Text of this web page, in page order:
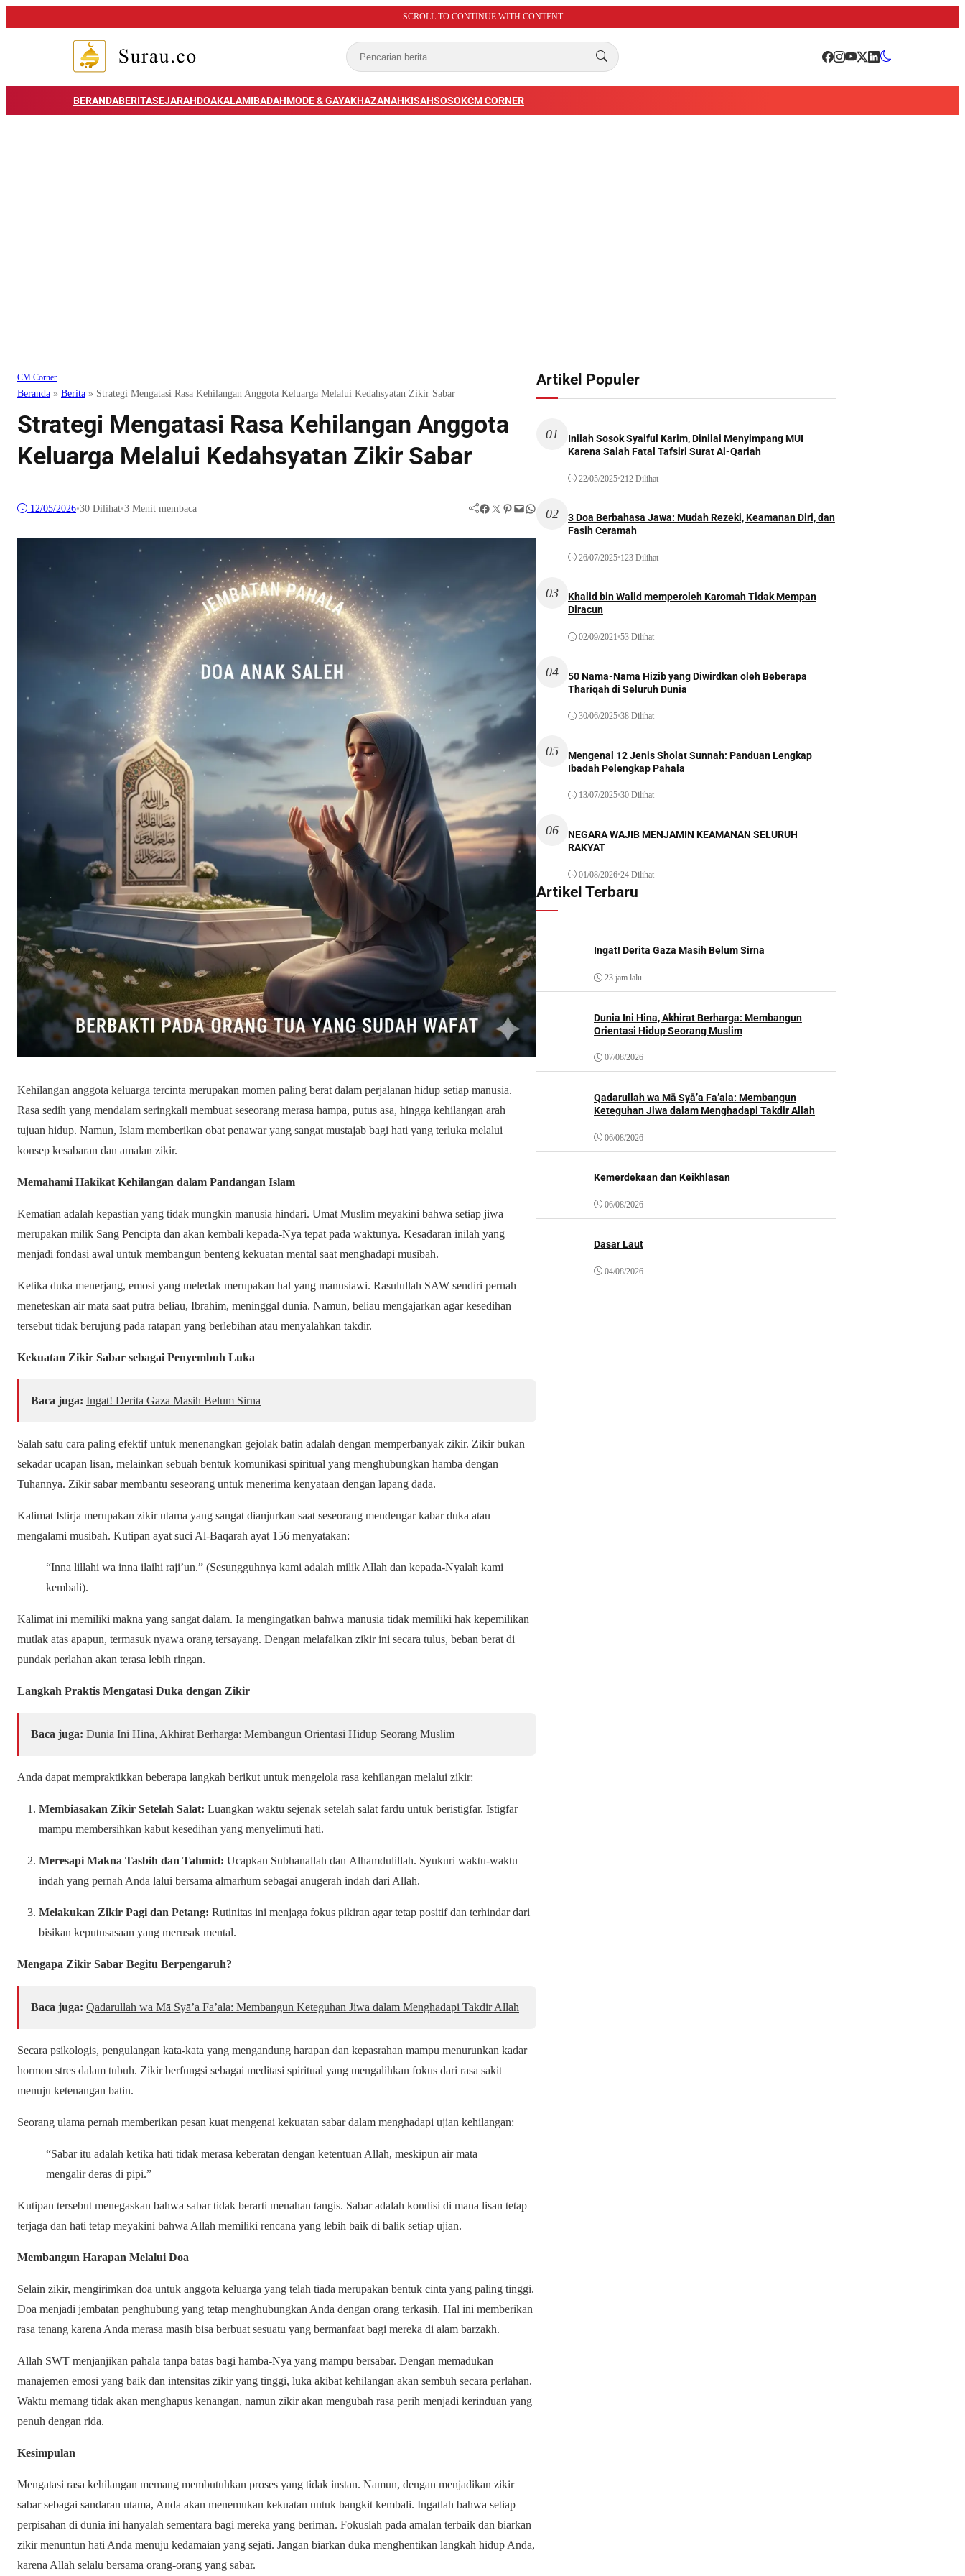
SCROLL TO CONTINUE WITH CONTENT
BERANDABERITASEJARAHDOAKALAMIBADAHMODE & GAYAKHAZANAHKISAHSOSOKCM CORNER
CM Corner
Beranda » Berita » Strategi Mengatasi Rasa Kehilangan Anggota Keluarga Melalui Kedahsyatan Zikir Sabar
Strategi Mengatasi Rasa Kehilangan Anggota
Keluarga Melalui Kedahsyatan Zikir Sabar
12/05/2026•30 Dilihat•3 Menit membaca Facebook Twitter Pinterest Mail WhatsApp
Kehilangan anggota keluarga tercinta merupakan momen paling berat dalam perjalanan hidup setiap manusia.
Rasa sedih yang mendalam seringkali membuat seseorang merasa hampa, putus asa, hingga kehilangan arah
tujuan hidup. Namun, Islam memberikan obat penawar yang sangat mustajab bagi hati yang terluka melalui
konsep kesabaran dan amalan zikir.
Memahami Hakikat Kehilangan dalam Pandangan Islam
Kematian adalah kepastian yang tidak mungkin manusia hindari. Umat Muslim meyakini bahwa setiap jiwa
merupakan milik Sang Pencipta dan akan kembali kepada-Nya tepat pada waktunya. Kesadaran inilah yang
menjadi fondasi awal untuk membangun benteng kekuatan mental saat menghadapi musibah.
Ketika duka menerjang, emosi yang meledak merupakan hal yang manusiawi. Rasulullah SAW sendiri pernah
meneteskan air mata saat putra beliau, Ibrahim, meninggal dunia. Namun, beliau mengajarkan agar kesedihan
tersebut tidak berujung pada ratapan yang berlebihan atau menyalahkan takdir.
Kekuatan Zikir Sabar sebagai Penyembuh Luka
Baca juga: Ingat! Derita Gaza Masih Belum Sirna
Salah satu cara paling efektif untuk menenangkan gejolak batin adalah dengan memperbanyak zikir. Zikir bukan
sekadar ucapan lisan, melainkan sebuah bentuk komunikasi spiritual yang menghubungkan hamba dengan
Tuhannya. Zikir sabar membantu seseorang untuk menerima kenyataan dengan lapang dada.
Kalimat Istirja merupakan zikir utama yang sangat dianjurkan saat seseorang mendengar kabar duka atau
mengalami musibah. Kutipan ayat suci Al-Baqarah ayat 156 menyatakan:
“Inna lillahi wa inna ilaihi raji’un.” (Sesungguhnya kami adalah milik Allah dan kepada-Nyalah kami
kembali).
Kalimat ini memiliki makna yang sangat dalam. Ia mengingatkan bahwa manusia tidak memiliki hak kepemilikan
mutlak atas apapun, termasuk nyawa orang tersayang. Dengan melafalkan zikir ini secara tulus, beban berat di
pundak perlahan akan terasa lebih ringan.
Langkah Praktis Mengatasi Duka dengan Zikir
Baca juga: Dunia Ini Hina, Akhirat Berharga: Membangun Orientasi Hidup Seorang Muslim
Anda dapat mempraktikkan beberapa langkah berikut untuk mengelola rasa kehilangan melalui zikir:
Membiasakan Zikir Setelah Salat: Luangkan waktu sejenak setelah salat fardu untuk beristigfar. Istigfar
mampu membersihkan kabut kesedihan yang menyelimuti hati.
Meresapi Makna Tasbih dan Tahmid: Ucapkan Subhanallah dan Alhamdulillah. Syukuri waktu-waktu
indah yang pernah Anda lalui bersama almarhum sebagai anugerah indah dari Allah.
Melakukan Zikir Pagi dan Petang: Rutinitas ini menjaga fokus pikiran agar tetap positif dan terhindar dari
bisikan keputusasaan yang merusak mental.
Mengapa Zikir Sabar Begitu Berpengaruh?
Baca juga: Qadarullah wa Mā Syā’a Fa’ala: Membangun Keteguhan Jiwa dalam Menghadapi Takdir Allah
Secara psikologis, pengulangan kata-kata yang mengandung harapan dan kepasrahan mampu menurunkan kadar
hormon stres dalam tubuh. Zikir berfungsi sebagai meditasi spiritual yang mengalihkan fokus dari rasa sakit
menuju ketenangan batin.
Seorang ulama pernah memberikan pesan kuat mengenai kekuatan sabar dalam menghadapi ujian kehilangan:
“Sabar itu adalah ketika hati tidak merasa keberatan dengan ketentuan Allah, meskipun air mata
mengalir deras di pipi.”
Kutipan tersebut menegaskan bahwa sabar tidak berarti menahan tangis. Sabar adalah kondisi di mana lisan tetap
terjaga dan hati tetap meyakini bahwa Allah memiliki rencana yang lebih baik di balik setiap ujian.
Membangun Harapan Melalui Doa
Selain zikir, mengirimkan doa untuk anggota keluarga yang telah tiada merupakan bentuk cinta yang paling tinggi.
Doa menjadi jembatan penghubung yang tetap menghubungkan Anda dengan orang terkasih. Hal ini memberikan
rasa tenang karena Anda merasa masih bisa berbuat sesuatu yang bermanfaat bagi mereka di alam barzakh.
Allah SWT menjanjikan pahala tanpa batas bagi hamba-Nya yang mampu bersabar. Dengan memadukan
manajemen emosi yang baik dan intensitas zikir yang tinggi, luka akibat kehilangan akan sembuh secara perlahan.
Waktu memang tidak akan menghapus kenangan, namun zikir akan mengubah rasa perih menjadi kerinduan yang
penuh dengan rida.
Kesimpulan
Mengatasi rasa kehilangan memang membutuhkan proses yang tidak instan. Namun, dengan menjadikan zikir
sabar sebagai sandaran utama, Anda akan menemukan kekuatan untuk bangkit kembali. Ingatlah bahwa setiap
perpisahan di dunia ini hanyalah sementara bagi mereka yang beriman. Fokuslah pada amalan terbaik dan biarkan
zikir menuntun hati Anda menuju kedamaian yang sejati. Jangan biarkan duka menghentikan langkah hidup Anda,
karena Allah selalu bersama orang-orang yang sabar.
Artikel Populer
01
Inilah Sosok Syaiful Karim, Dinilai Menyimpang MUI
Karena Salah Fatal Tafsiri Surat Al-Qariah
22/05/2025•212 Dilihat
02
3 Doa Berbahasa Jawa: Mudah Rezeki, Keamanan Diri, dan
Fasih Ceramah
26/07/2025•123 Dilihat
03
Khalid bin Walid memperoleh Karomah Tidak Mempan
Diracun
02/09/2021•53 Dilihat
04
50 Nama-Nama Hizib yang Diwirdkan oleh Beberapa
Thariqah di Seluruh Dunia
30/06/2025•38 Dilihat
05
Mengenal 12 Jenis Sholat Sunnah: Panduan Lengkap
Ibadah Pelengkap Pahala
13/07/2025•30 Dilihat
06
NEGARA WAJIB MENJAMIN KEAMANAN SELURUH
RAKYAT
01/08/2026•24 Dilihat
Artikel Terbaru
Ingat! Derita Gaza Masih Belum Sirna
23 jam lalu
Dunia Ini Hina, Akhirat Berharga: Membangun
Orientasi Hidup Seorang Muslim
07/08/2026
Qadarullah wa Mā Syā’a Fa’ala: Membangun
Keteguhan Jiwa dalam Menghadapi Takdir Allah
06/08/2026
Kemerdekaan dan Keikhlasan
06/08/2026
Dasar Laut
04/08/2026